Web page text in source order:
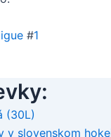
#1
(30L)
v slovenskom